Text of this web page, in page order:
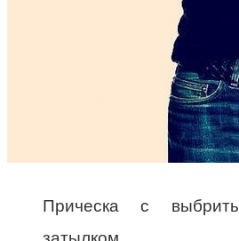
Прическа с